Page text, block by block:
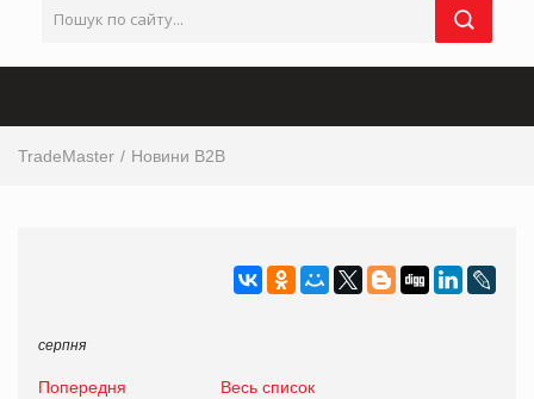
TradeMaster Новини B2B
серпня
Попередня Весь список